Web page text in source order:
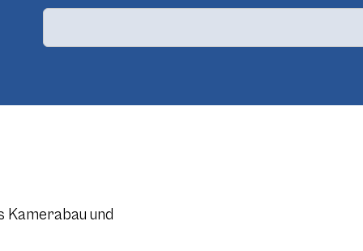
Kamerabau und